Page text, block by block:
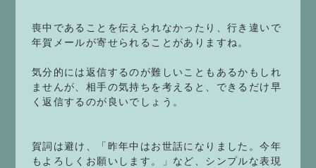
喪中であることを伝えられなかったり、行き違いで
年賀メールが寄せられることがありますね。
気分的には返信するのが難しいこともあるかもしれ
ませんが、相手の気持ちを考えると、できるだけ早
く返信するのが良いでしょう。
賀詞は避け、「昨年中はお世話になりました。今年
もよろしくお願いします。」など、シンプルな表現